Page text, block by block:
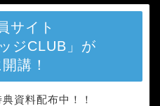
サイト
ジCLUB」が
講！
資料配布中！！